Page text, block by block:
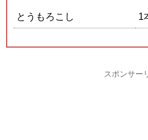
とうもろこし 1
スポンサー